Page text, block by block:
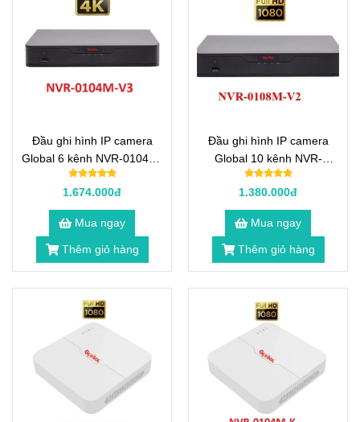
Đầu ghi hình IP camera
Global 6 kênh NVR-0104M-
V3
1.674.000đ
Mua ngay
Thêm giỏ hàng
Đầu ghi hình IP camera
Global 10 kênh NVR-
0108M-V2
1.380.000đ
Mua ngay
Thêm giỏ hàng